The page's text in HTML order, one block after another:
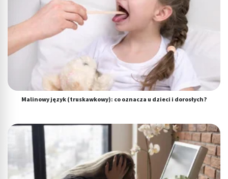
Malinowy język (truskawkowy): co oznacza u dzieci i dorosłych?